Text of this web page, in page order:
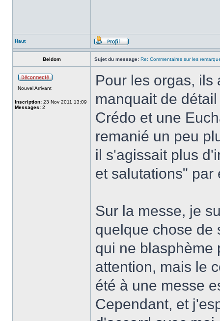
Haut
Beldom Sujet du message: Re: Commentaires sur les
Nouvel Arrivant
Inscription: 23 Nov 2011 13:09
Messages: 2
Pour les orgas, ils
manquait de
Crédo et une
remanié un peu
il s'agissait plus
et salutations" par
Sur la messe, je
quelque chose de
qui ne blasphème
attention, mais le
été à une messe
Cependant, et